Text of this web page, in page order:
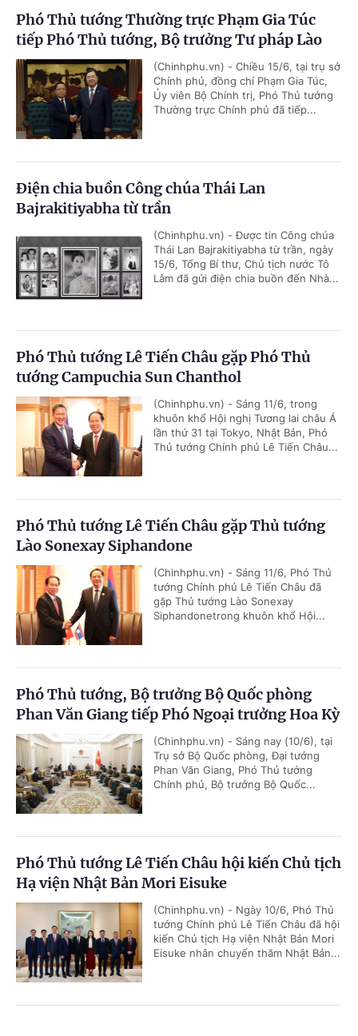
Phó Thủ tướng Thường trực Phạm Gia Túc
tiếp Phó Thủ tướng, Bộ trưởng Tư pháp Lào
(Chinhphu.vn) - Chiều 15/6, tại trụ sở
Chính phủ, đồng chí Phạm Gia Túc,
Ủy viên Bộ Chính trị, Phó Thủ tướng
Thường trực Chính phủ đã tiếp...
Điện chia buồn Công chúa Thái Lan
Bajrakitiyabha từ trần
(Chinhphu.vn) - Được tin Công chúa
Thái Lan Bajrakitiyabha từ trần, ngày
15/6, Tổng Bí thư, Chủ tịch nước Tô
Lâm đã gửi điện chia buồn đến Nhà...
Phó Thủ tướng Lê Tiến Châu gặp Phó Thủ
tướng Campuchia Sun Chanthol
(Chinhphu.vn) - Sáng 11/6, trong
khuôn khổ Hội nghị Tương lai châu Á
lần thứ 31 tại Tokyo, Nhật Bản, Phó
Thủ tướng Chính phủ Lê Tiến Châu...
Phó Thủ tướng Lê Tiến Châu gặp Thủ tướng
Lào Sonexay Siphandone
(Chinhphu.vn) - Sáng 11/6, Phó Thủ
tướng Chính phủ Lê Tiến Châu đã
gặp Thủ tướng Lào Sonexay
Siphandonetrong khuôn khổ Hội...
Phó Thủ tướng, Bộ trưởng Bộ Quốc phòng
Phan Văn Giang tiếp Phó Ngoại trưởng Hoa Kỳ
(Chinhphu.vn) - Sáng nay (10/6), tại
Trụ sở Bộ Quốc phòng, Đại tướng
Phan Văn Giang, Phó Thủ tướng
Chính phủ, Bộ trưởng Bộ Quốc...
Phó Thủ tướng Lê Tiến Châu hội kiến Chủ tịch
Hạ viện Nhật Bản Mori Eisuke
(Chinhphu.vn) - Ngày 10/6, Phó Thủ
tướng Chính phủ Lê Tiến Châu đã hội
kiến Chủ tịch Hạ viện Nhật Bản Mori
Eisuke nhân chuyến thăm Nhật Bản...